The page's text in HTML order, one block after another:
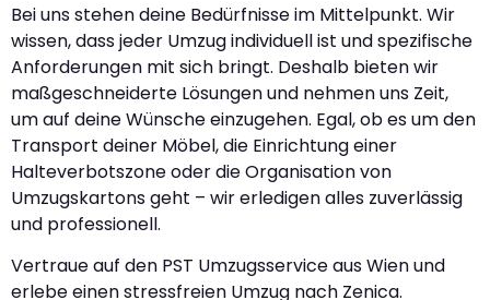
Bei uns stehen deine Bedürfnisse im Mittelpunkt. Wir
wissen, dass jeder Umzug individuell ist und spezifische
Anforderungen mit sich bringt. Deshalb bieten wir
maßgeschneiderte Lösungen und nehmen uns Zeit,
um auf deine Wünsche einzugehen. Egal, ob es um den
Transport deiner Möbel, die Einrichtung einer
Halteverbotszone oder die Organisation von
Umzugskartons geht – wir erledigen alles zuverlässig
und professionell.
Vertraue auf den PST Umzugsservice aus Wien und
erlebe einen stressfreien Umzug nach Zenica.